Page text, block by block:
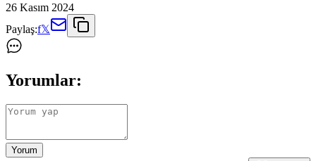
26 Kasım 2024
Paylaş:f𝕏
Yorumlar:
Yorum